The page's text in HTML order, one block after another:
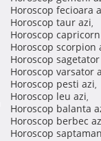
Horoscop fecioara
Horoscop taur azi,
Horoscop
Horoscop scorpion
Horoscop
Horoscop varsator
Horoscop pesti azi,
Horoscop leu azi,
Horoscop balanta
Horoscop berbec
Horoscop